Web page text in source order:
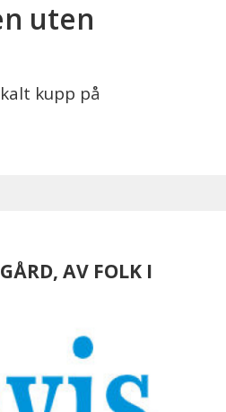
uten
kupp på
AV FOLK I